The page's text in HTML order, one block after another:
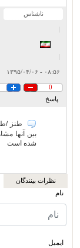
ناشناس
۰۸:۵۶ - ۱۳۹۵/۰۴/۰۶
0
پاسخ
طنز /
بین آنها
شده است
نظرات بینندگان
نام
ایمیل